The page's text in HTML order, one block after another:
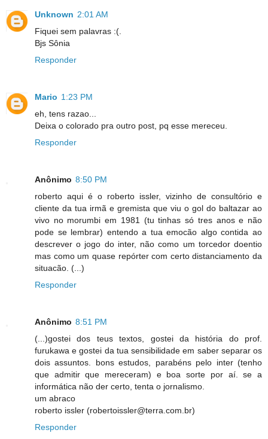
Unknown 2:01 AM
Fiquei sem palavras :(.
Bjs Sônia
Responder
Mario 1:23 PM
eh, tens razao...
Deixa o colorado pra outro post, pq esse mereceu.
Responder
Anônimo 8:50 PM
roberto aqui é o roberto issler, vizinho de consultório e
cliente da tua irmã e gremista que viu o gol do baltazar ao
vivo no morumbi em 1981 (tu tinhas só tres anos e não
pode se lembrar) entendo a tua emocão algo contida ao
descrever o jogo do inter, não como um torcedor doentio
mas como um quase repórter com certo distanciamento da
situacão. (...)
Responder
Anônimo 8:51 PM
(...)gostei dos teus textos, gostei da história do prof.
furukawa e gostei da tua sensibilidade em saber separar os
dois assuntos. bons estudos, parabéns pelo inter (tenho
que admitir que mereceram) e boa sorte por aí. se a
informática não der certo, tenta o jornalismo.
um abraco
roberto issler (robertoissler@terra.com.br)
Responder